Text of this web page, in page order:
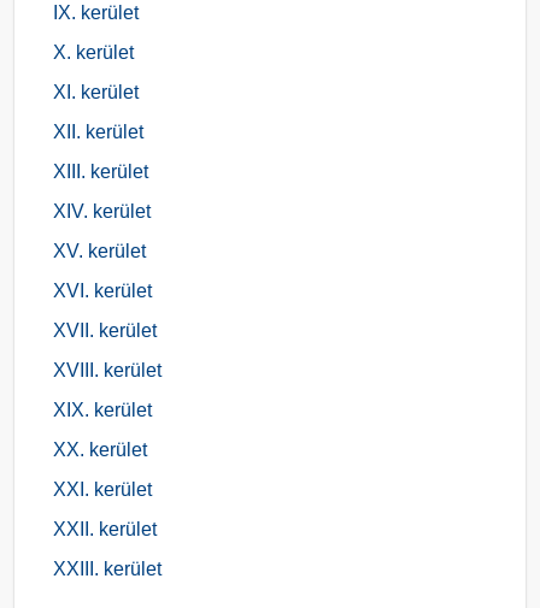
IX. kerület
X. kerület
XI. kerület
XII. kerület
XIII. kerület
XIV. kerület
XV. kerület
XVI. kerület
XVII. kerület
XVIII. kerület
XIX. kerület
XX. kerület
XXI. kerület
XXII. kerület
XXIII. kerület